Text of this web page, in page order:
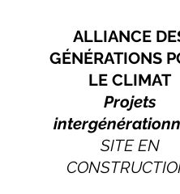
ALLIANCE
GÉNÉRATIONS
LE CLIMAT
Projets
SITE EN